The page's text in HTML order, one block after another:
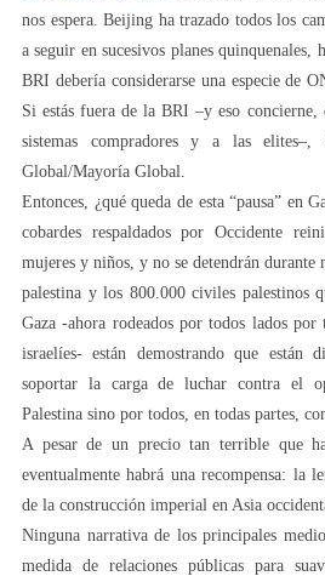
nos espera. Beijing ha trazado todos los
a seguir en sucesivos planes quinquenales,
BRI debería considerarse una especie de
Si estás fuera de la BRI –y eso
sistemas compradores y a las
Global/Mayoría Global.
Entonces, ¿qué queda de esta “pausa” en
cobardes respaldados por Occidente
mujeres y niños, y no se detendrán durante
palestina y los 800.000 civiles palestinos
Gaza -ahora rodeados por todos lados
israelíes- están demostrando que están
soportar la carga de luchar contra el
Palestina sino por todos, en todas partes,
A pesar de un precio tan terrible que
eventualmente habrá una recompensa: la
de la construcción imperial en Asia
Ninguna narrativa de los principales
medida de relaciones públicas para